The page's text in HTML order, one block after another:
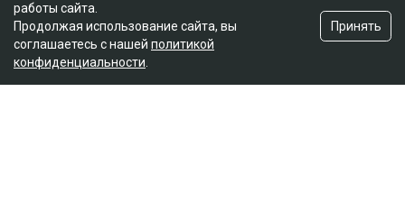
работы сайта.
Продолжая использование сайта, вы
соглашаетесь с нашей политикой
конфиденциальности
Принять